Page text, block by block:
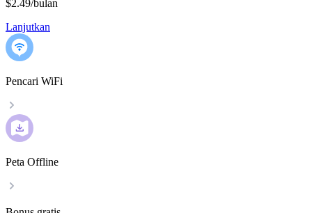
$2.49/bulan
Lanjutkan
Pencari WiFi
Peta Offline